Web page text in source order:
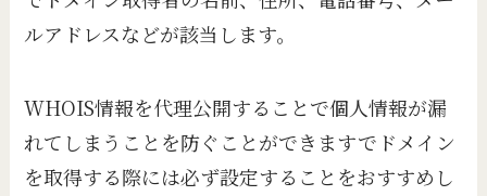
ルアドレスなどが該当します。
WHOIS情報を代理公開することで個人情報が漏
れてしまうことを防ぐことができますでドメイン
を取得する際には必ず設定することをおすすめし